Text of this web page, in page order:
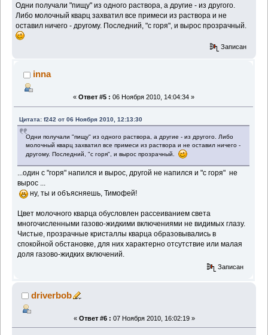
Одни получали "пищу" из одного раствора, а другие - из другого.
Либо молочный кварц захватил все примеси из раствора и не
оставил ничего - другому. Последний, "с горя", и вырос прозрачный.
Записан
inna
« Ответ #5 : 06 Ноября 2010, 14:04:34 »
Цитата: f242 от 06 Ноября 2010, 12:13:30
Одни получали "пищу" из одного раствора, а другие - из другого. Либо
молочный кварц захватил все примеси из раствора и не оставил ничего -
другому. Последний, "с горя", и вырос прозрачный.
...один с "горя" напился и вырос, другой не напился и "с горя" не
вырос ...
ну, ты и объясняешь, Тимофей!
Цвет молочного кварца обусловлен рассеиванием света
многочисленными газово-жидкими включениями не видимых глазу.
Чистые, прозрачные кристаллы кварца образовывались в
спокойной обстановке, для них характерно отсутствие или малая
доля газово-жидких включений.
Записан
driverbob
« Ответ #6 : 07 Ноября 2010, 16:02:19 »